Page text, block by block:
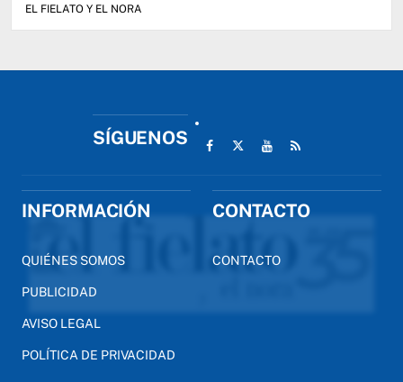
EL FIELATO Y EL NORA
SÍGUENOS
INFORMACIÓN
QUIÉNES SOMOS
PUBLICIDAD
AVISO LEGAL
POLÍTICA DE PRIVACIDAD
CONTACTO
CONTACTO